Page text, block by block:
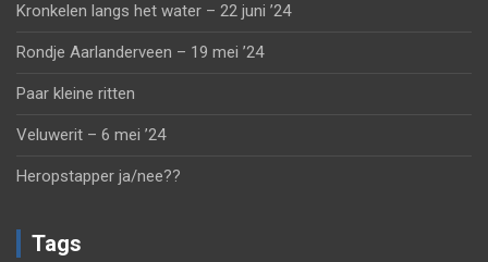
Kronkelen langs het water – 22 juni ’24
Rondje Aarlanderveen – 19 mei ’24
Paar kleine ritten
Veluwerit – 6 mei ’24
Heropstapper ja/nee??
Tags